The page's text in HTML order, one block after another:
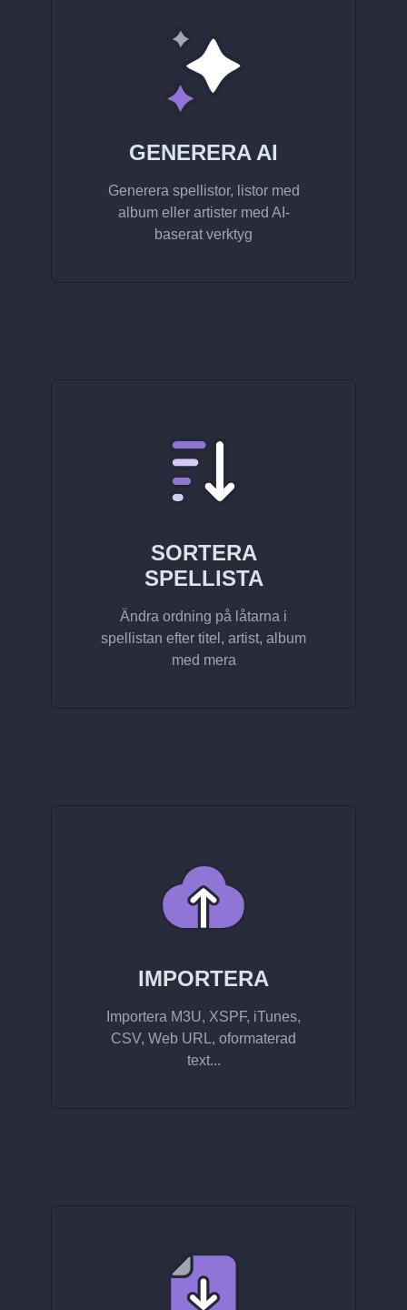
GENERERA AI
Generera spellistor, listor med
album eller artister med AI-
baserat verktyg
SORTERA
SPELLISTA
Ändra ordning på låtarna i
spellistan efter titel, artist, album
med mera
IMPORTERA
Importera M3U, XSPF, iTunes,
CSV, Web URL, oformaterad
text...